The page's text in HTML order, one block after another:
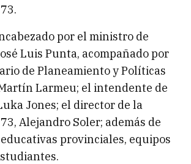
por el ministro de
Luis Punta, acompañado por
de Planeamiento y Políticas
Larmeu; el intendente de
Jones; el director de la
Alejandro Soler; además de
provinciales, equipos